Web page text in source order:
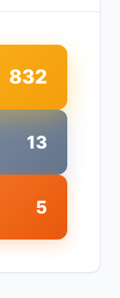
13
832
5